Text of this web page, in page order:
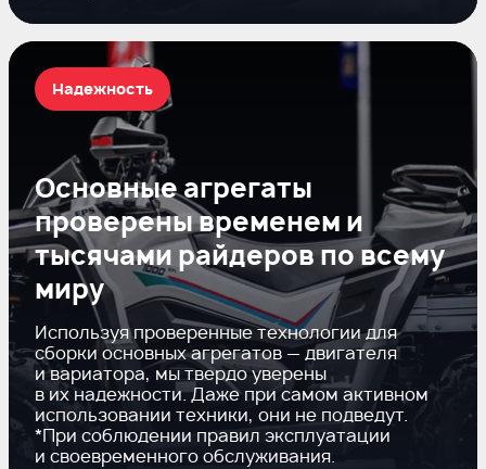
Основные агрегаты
проверены временем и
тысячами райдеров по всему
миру
Используя проверенные технологии для
сборки основных агрегатов — двигателя
и вариатора, мы твердо уверены
в их надежности. Даже при самом активном
использовании техники, они не подведут.
*При соблюдении правил эксплуатации
и своевременного обслуживания.
Надежность